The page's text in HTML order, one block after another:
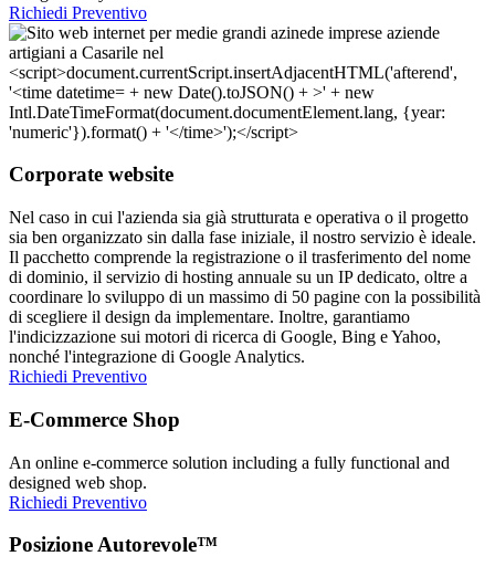
Richiedi Preventivo
Corporate website
Nel caso in cui l'azienda sia già strutturata e operativa o il progetto
sia ben organizzato sin dalla fase iniziale, il nostro servizio è ideale.
Il pacchetto comprende la registrazione o il trasferimento del nome
di dominio, il servizio di hosting annuale su un IP dedicato, oltre a
coordinare lo sviluppo di un massimo di 50 pagine con la possibilità
di scegliere il design da implementare. Inoltre, garantiamo
l'indicizzazione sui motori di ricerca di Google, Bing e Yahoo,
nonché l'integrazione di Google Analytics.
Richiedi Preventivo
E-Commerce Shop
An online e-commerce solution including a fully functional and
designed web shop.
Richiedi Preventivo
Posizione Autorevole™